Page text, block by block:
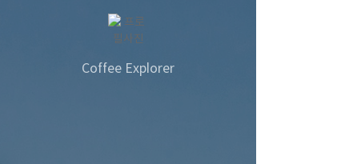
Coffee Explorer